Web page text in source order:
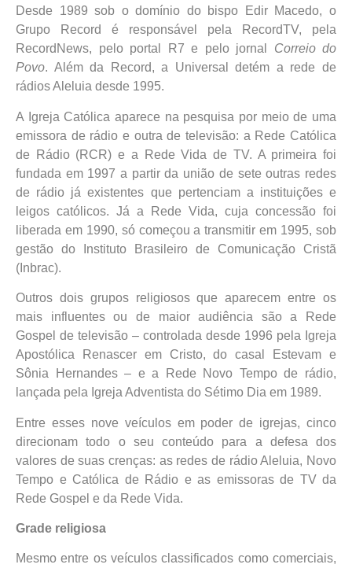
Desde 1989 sob o domínio do bispo Edir Macedo, o
Grupo Record é responsável pela RecordTV, pela
RecordNews, pelo portal R7 e pelo jornal Correio do
Povo. Além da Record, a Universal detém a rede de
rádios Aleluia desde 1995.
A Igreja Católica aparece na pesquisa por meio de uma
emissora de rádio e outra de televisão: a Rede Católica
de Rádio (RCR) e a Rede Vida de TV. A primeira foi
fundada em 1997 a partir da união de sete outras redes
de rádio já existentes que pertenciam a instituições e
leigos católicos. Já a Rede Vida, cuja concessão foi
liberada em 1990, só começou a transmitir em 1995, sob
gestão do Instituto Brasileiro de Comunicação Cristã
(Inbrac).
Outros dois grupos religiosos que aparecem entre os
mais influentes ou de maior audiência são a Rede
Gospel de televisão – controlada desde 1996 pela Igreja
Apostólica Renascer em Cristo, do casal Estevam e
Sônia Hernandes – e a Rede Novo Tempo de rádio,
lançada pela Igreja Adventista do Sétimo Dia em 1989.
Entre esses nove veículos em poder de igrejas, cinco
direcionam todo o seu conteúdo para a defesa dos
valores de suas crenças: as redes de rádio Aleluia, Novo
Tempo e Católica de Rádio e as emissoras de TV da
Rede Gospel e da Rede Vida.
Grade religiosa
Mesmo entre os veículos classificados como comerciais,